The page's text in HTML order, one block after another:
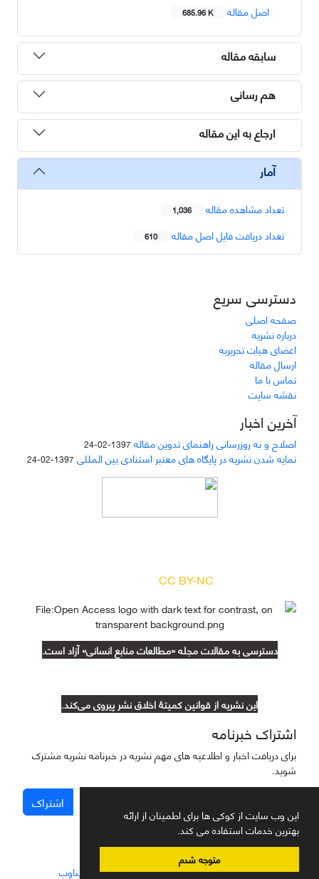
این وب سایت از کوکی ها برای اطمینان از ارائه
بهترین خدمات استفاده می کند.
متوجه شدم
اصل مقاله
685.96 K
سابقه مقاله
هم رسانی
ارجاع به این مقاله
آمار
تعداد مشاهده مقاله 1,036
تعداد دریافت فایل اصل مقاله 610
دسترسی سریع
صفحه اصلی
درباره نشریه
اعضای هیات تحریریه
ارسال مقاله
تماس با ما
نقشه سایت
آخرین اخبار
اصلاح و به روزرسانی راهنمای تدوین مقاله 1397-02-24
نمایه شدن نشریه در پایگاه های معتبر استنادی بین المللی 1397-02-24
CC BY-NC
دسترسی به مقالات مجله «مطالعات منابع انسانی» آزاد است.
این نشریه از قوانین کمیتۀ اخلاق نشر پیروی می‌کند.
اشتراک خبرنامه
برای دریافت اخبار و اطلاعیه های مهم نشریه در خبرنامه نشریه مشترک
شوید.
اشتراک
سامانه مدیریت نشریات علمی.طراحی و پیاده سازی از سیناوب